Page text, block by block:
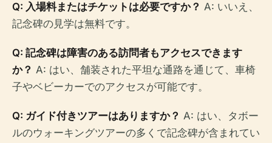
Q: 入場料またはチケットは必要ですか？ A: いいえ、
記念碑の見学は無料です。
Q: 記念碑は障害のある訪問者もアクセスできます
か？ A: はい、舗装された平坦な通路を通じて、車椅
子やベビーカーでのアクセスが可能です。
Q: ガイド付きツアーはありますか？ A: はい、タボー
ルのウォーキングツアーの多くで記念碑が含まれてい